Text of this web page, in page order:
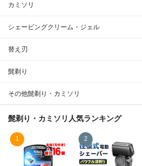
カミソリ
シェービングクリーム・ジェル
替え刃
髭剃り
その他髭剃り・カミソリ
髭剃り・カミソリ 人気ランキング
1 2
除外ワード